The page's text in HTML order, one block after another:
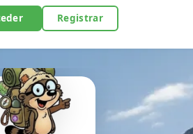
Registrar